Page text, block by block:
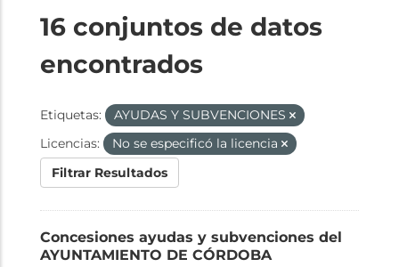
16 conjuntos de datos
encontrados
Etiquetas:
AYUDAS Y SUBVENCIONES
Licencias:
No se especificó la licencia
Filtrar Resultados
Concesiones ayudas y subvenciones del
AYUNTAMIENTO DE CÓRDOBA